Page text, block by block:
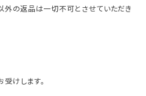
外の返品は一切不可とさせていただき
けします。